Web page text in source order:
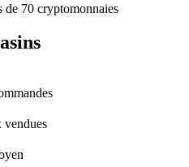
de 70 cryptomonnaies
vendues